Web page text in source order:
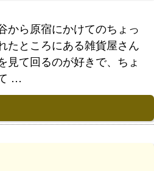
から原宿にかけてのちょっ
たところにある雑貨屋さん
見て回るのが好きで、ちょ
…